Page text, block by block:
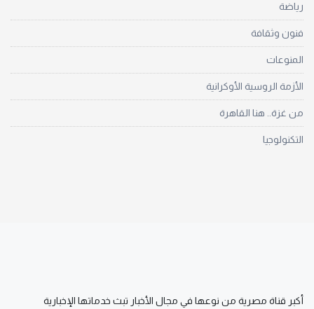
رياضة
فنون وثقافة
المنوعات
الأزمة الروسية الأوكرانية
من غزة.. هنا القاهرة
التكنولوجيا
أكبر قناة مصرية من نوعها في مجال الأخبار تبث خدماتها الإخبارية